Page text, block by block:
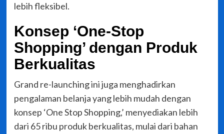
lebih fleksibel.
Konsep ‘One-Stop
Shopping’ dengan Produk
Berkualitas
Grand re-launching ini juga menghadirkan
pengalaman belanja yang lebih mudah dengan
konsep ‘One Stop Shopping,’ menyediakan lebih
dari 65 ribu produk berkualitas, mulai dari bahan